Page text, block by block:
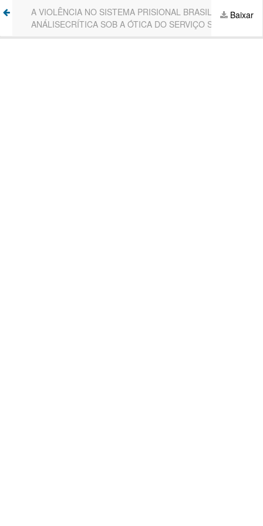
aos
Detalhes
do
A VIOLÊNCIA NO SISTEMA PRISIONAL BRASILEIRO: UMA
ANÁLISECRÍTICA SOB A ÓTICA DO SERVIÇO SOCIAL
Baixar